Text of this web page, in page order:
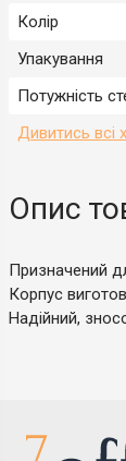
Колір
Упакування
Потужність
Дивитись всі
Опис
Призначений
Корпус
Надійний,